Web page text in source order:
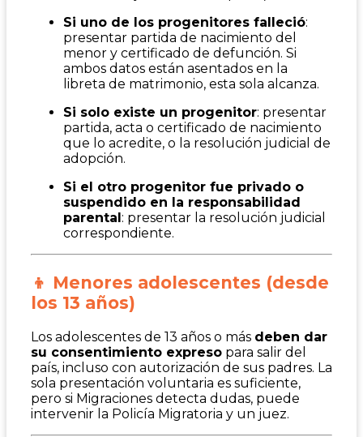
Si uno de los progenitores falleció:
presentar partida de nacimiento del
menor y certificado de defunción. Si
ambos datos están asentados en la
libreta de matrimonio, esta sola alcanza.
Si solo existe un progenitor: presentar
partida, acta o certificado de nacimiento
que lo acredite, o la resolución judicial de
adopción.
Si el otro progenitor fue privado o
suspendido en la responsabilidad
parental : presentar la resolución judicial
correspondiente.
👦 Menores adolescentes (desde
los 13 años)
Los adolescentes de 13 años o más deben dar
su consentimiento expreso para salir del
país, incluso con autorización de sus padres. La
sola presentación voluntaria es suficiente,
pero si Migraciones detecta dudas, puede
intervenir la Policía Migratoria y un juez.